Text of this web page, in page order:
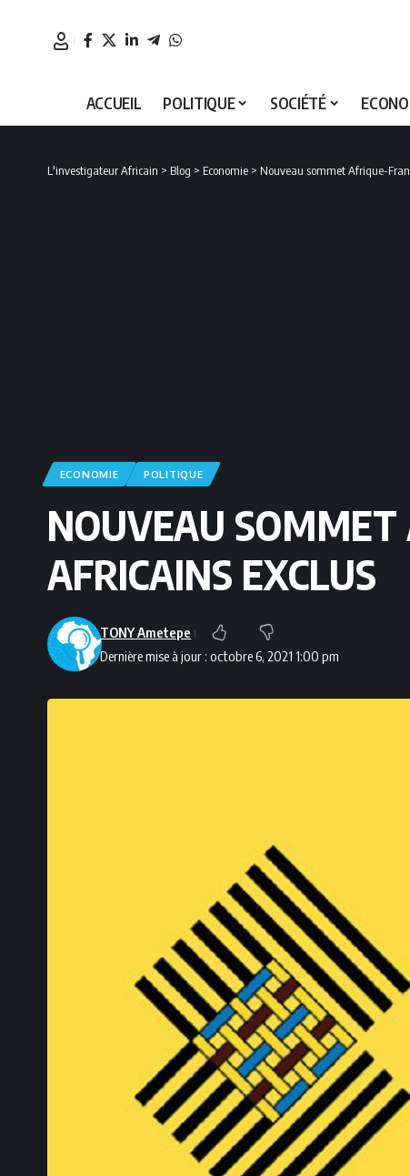
ACCUEIL POLITIQUE SOCIÉTÉ
L'investigateur Africain > Blog > Economie > Nouveau sommet Afrique-
ECONOMIE POLITIQUE
NOUVEAU SOMMET
AFRICAINS EXCLUS
Dernière mise à jour : octobre 6, 2021 1:00 pm
TONY Ametepe